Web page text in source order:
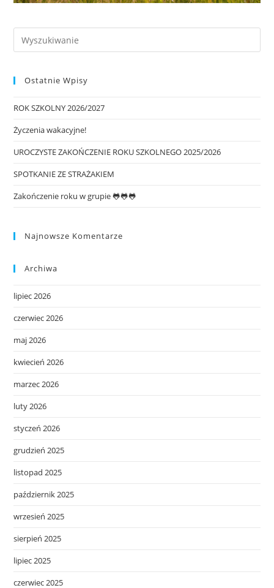
Ostatnie Wpisy
ROK SZKOLNY 2026/2027
Życzenia wakacyjne!
UROCZYSTE ZAKOŃCZENIE ROKU SZKOLNEGO 2025/2026
SPOTKANIE ZE STRAŻAKIEM
Zakończenie roku w grupie 🐸🐸🐸
Najnowsze Komentarze
Archiwa
lipiec 2026
czerwiec 2026
maj 2026
kwiecień 2026
marzec 2026
luty 2026
styczeń 2026
grudzień 2025
listopad 2025
październik 2025
wrzesień 2025
sierpień 2025
lipiec 2025
czerwiec 2025